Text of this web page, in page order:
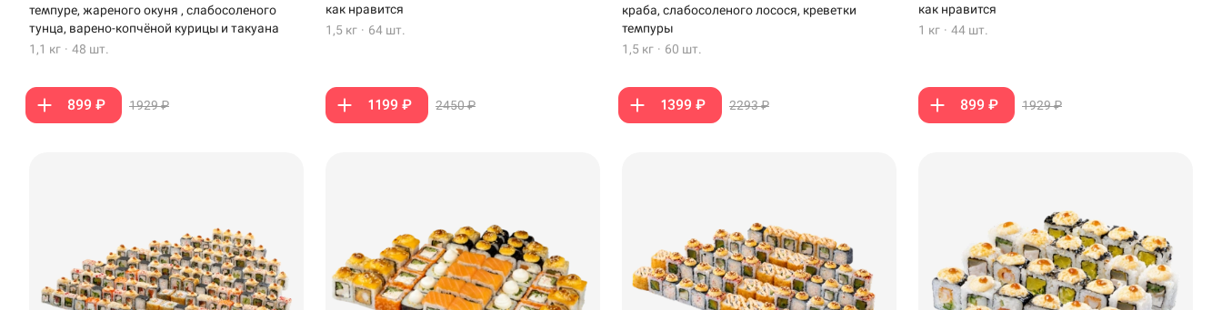
темпуре, жареного окуня , слабосоленого
тунца, варено-копчёной курицы и такуана
1,1 кг · 48 шт.
899 ₽ 1929 ₽
как нравится
1,5 кг · 64 шт.
1199 ₽ 2450 ₽
краба, слабосоленого лосося, креветки
темпуры
1,5 кг · 60 шт.
1399 ₽ 2293 ₽
как нравится
1 кг · 44 шт.
899 ₽ 1929 ₽